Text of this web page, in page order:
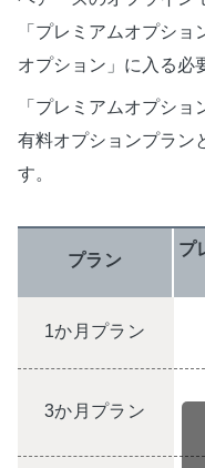
「プレミアムオプシ
オプション」に入る必
「プレミアムオプシ
有料オプションプラン
す。
プラン
プ
1か月プラン
3か月プラン